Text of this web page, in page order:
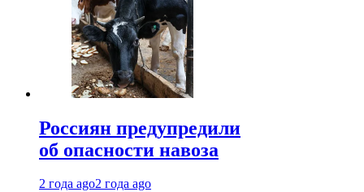
Россиян предупредили
об опасности навоза
2 года ago2 года ago